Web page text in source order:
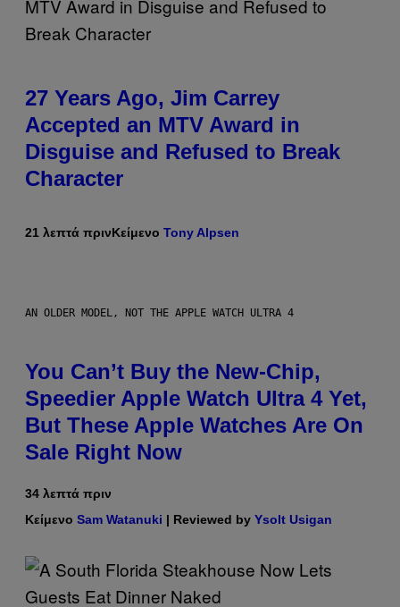
27 Years Ago, Jim Carrey
Accepted an MTV Award in
Disguise and Refused to Break
Character
21 λεπτά πρινΚείμενο Tony Alpsen
AN OLDER MODEL, NOT THE APPLE WATCH ULTRA 4
You Can’t Buy the New-Chip,
Speedier Apple Watch Ultra 4 Yet,
But These Apple Watches Are On
Sale Right Now
34 λεπτά πριν
Κείμενο Sam Watanuki | Reviewed by Ysolt Usigan